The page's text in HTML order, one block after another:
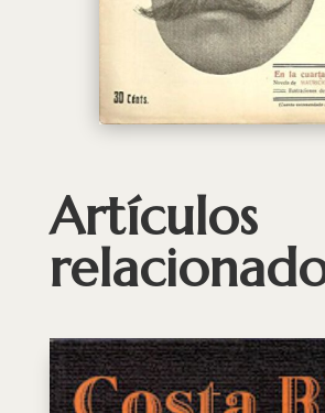
Artículos